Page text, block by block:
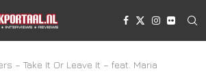
– Take It Or Leave It – feat. Maria